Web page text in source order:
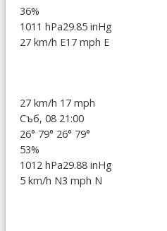
36%
1011 hPa29.85 inHg
27 km/h E17 mph E
27 km/h 17 mph
Съб, 08 21:00
26° 79° 26° 79°
53%
1012 hPa29.88 inHg
5 km/h N3 mph N